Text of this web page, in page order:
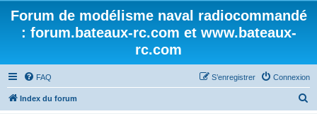
Forum de modélisme naval radiocommandé
: forum.bateaux-rc.com et www.bateaux-
rc.com
FAQ Connexion
S’enregistrer
Index du forum